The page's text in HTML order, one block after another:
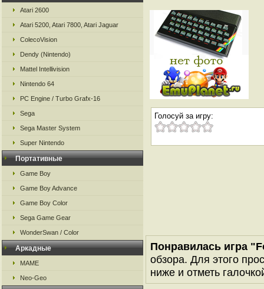
Atari 2600
Atari 5200, Atari 7800, Atari Jaguar
ColecoVision
Dendy (Nintendo)
Mattel Intellivision
Nintendo 64
PC Engine / Turbo Grafx-16
Sega
Sega Master System
Super Nintendo
Портативные
Game Boy
Game Boy Advance
Game Boy Color
Sega Game Gear
WonderSwan / Color
Аркадные
MAME
Neo-Geo
Голосуй за игру:
Понравилась игра
обзора. Для этого
ниже и отметь